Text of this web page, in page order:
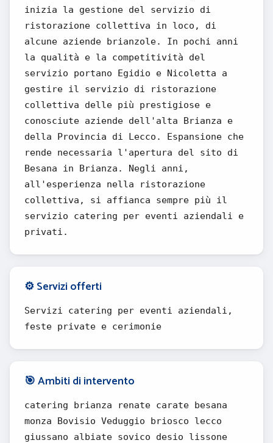
inizia la gestione del servizio di
ristorazione collettiva in loco, di
alcune aziende brianzole. In pochi anni
la qualità e la competitività del
servizio portano Egidio e Nicoletta a
gestire il servizio di ristorazione
collettiva delle più prestigiose e
conosciute aziende dell'alta Brianza e
della Provincia di Lecco. Espansione che
rende necessaria l'apertura del sito di
Besana in Brianza. Negli anni,
all'esperienza nella ristorazione
collettiva, si affianca sempre più il
servizio catering per eventi aziendali e
privati.
⚙️ Servizi offerti
Servizi catering per eventi aziendali,
feste private e cerimonie
🎯 Ambiti di intervento
catering brianza renate carate besana
monza Bovisio Veduggio briosco lecco
giussano albiate sovico desio lissone